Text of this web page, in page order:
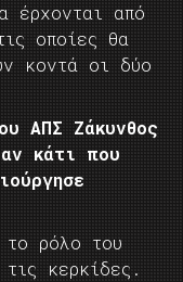
έρχονται από
οποίες θα
κοντά οι δύο
ΑΠΣ Ζάκυνθος
κάτι που
το ρόλο του
κερκίδες.